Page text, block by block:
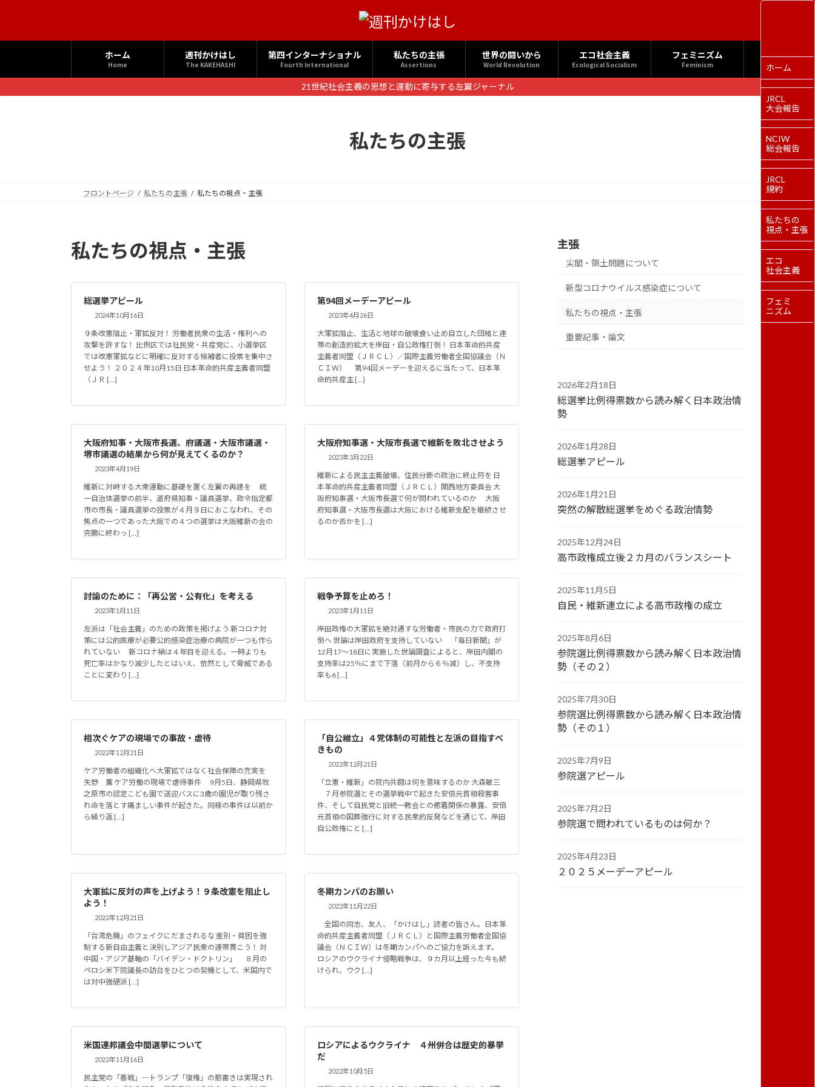
へ
ス
ョ
ン
ホーム
Home
週刊かけはし
The KAKEHASHI
第四インターナショナル
Fourth International
私たちの主張
Assertions
世界の闘いから
World Revolution
エコ社会主義
Ecological Socialism
フェミニズム
Feminism
21世紀社会主義の思想と運動に寄与する左翼ジャーナル
私たちの主張
フロントページ 私たちの主張 私たちの視点・主張
私たちの視点・主張
総選挙アピール
2024年10月16日
９条改憲阻止・軍拡反対！ 労働者民衆の生活・権利への
攻撃を許すな！ 比例区では社民党・共産党に、小選挙区
では改憲軍拡などに明確に反対する候補者に投票を集中さ
せよう！ ２０２４年10月15日 日本革命的共産主義者同盟
（ＪＲ […]
第94回メーデーアピール
2023年4月26日
大軍拡阻止、生活と地球の破壊食い止め自立した団結と連
帯の創造的拡大を岸田・自公政権打倒！ 日本革命的共産
主義者同盟（ＪＲＣＬ）／国際主義労働者全国協議会（Ｎ
ＣＩＷ） 第94回メーデーを迎えるに当たって、日本革
命的共産主 […]
大阪府知事・大阪市長選、府議選・大阪市議選・
堺市議選の結果から何が見えてくるのか？
2023年4月19日
維新に対峙する大衆運動に基礎を置く左翼の再建を 統
一自治体選挙の前半、道府県知事・議員選挙、政令指定都
市の市長・議員選挙の投票が４月９日におこなわれ、その
焦点の一つであった大阪での４つの選挙は大阪維新の会の
完勝に終わっ […]
大阪府知事選・大阪市長選で維新を敗北させよう
2023年3月22日
維新による民主主義破壊、住民分断の政治に終止符を 日
本革命的共産主義者同盟（ＪＲＣＬ）関西地方委員会 大
阪府知事選・大阪市長選で何が問われているのか 大阪
府知事選・大阪市長選は大阪における維新支配を継続させ
るのか否かを […]
討論のために：「再公営・公有化」を考える
2023年1月11日
左派は「社会主義」のための政策を掲げよう 新コロナ対
策には公的医療が必要公的感染症治療の病院が一つも作ら
れていない 新コロナ禍は４年目を迎える。一時よりも
死亡率はかなり減少したとはいえ、依然として脅威である
ことに変わり […]
戦争予算を止めろ！
2023年1月11日
岸田政権の大軍拡を絶対通すな労働者・市民の力で政府打
倒へ 世論は岸田政府を支持していない 「毎日新聞」が
12月17～18日に実施した世論調査によると、岸田内閣の
支持率は25％にまで下落（前月から６％減）し、不支持
率も6 […]
相次ぐケアの現場での事故・虐待
2022年12月21日
ケア労働者の組織化へ大軍拡ではなく社会保障の充実を
矢野 薫 ケア労働の現場で虐待事件 9月5日、静岡県牧
之原市の認定こども園で送迎バスに3歳の園児が取り残さ
れ命を落とす痛ましい事件が起きた。同様の事件は以前か
ら繰り返 […]
「自公維立」４党体制の可能性と左派の目指すべ
きもの
2022年12月21日
「立憲・維新」の院内共闘は何を意味するのか 大森敏三
７月参院選とその選挙戦中で起きた安倍元首相殺害事
件、そして自民党と旧統一教会との癒着関係の暴露、安倍
元首相の国葬強行に対する民衆的反発などを通じて、岸田
自公政権にと […]
大軍拡に反対の声を上げよう！９条改憲を阻止し
よう！
2022年12月21日
「台湾危機」のフェイクにだまされるな 差別・貧困を強
制する新自由主義と決別しアジア民衆の連帯貫こう！ 対
中国・アジア基軸の「バイデン・ドクトリン」 ８月の
ペロシ米下院議長の訪台をひとつの契機として、米国内で
は対中強硬派 […]
冬期カンパのお願い
2022年11月22日
全国の同志、友人、「かけはし」読者の皆さん。日本革
命的共産主義者同盟（ＪＲＣＬ）と国際主義労働者全国協
議会（ＮＣＩＷ）は冬期カンパへのご協力を訴えます。
ロシアのウクライナ侵略戦争は、９カ月以上経った今も続
けられ、ウク […]
米国連邦議会中間選挙について
2022年11月16日
民主党の「善戦」─トランプ「復権」の筋書きは実現され
ロシアによるウクライナ ４州併合は歴史的暴挙
だ
2022年10月5日
主張
尖閣・領土問題について
新型コロナウイルス感染症について
私たちの視点・主張
重要記事・論文
2026年2月18日
総選挙比例得票数から読み解く日本政治情
勢
2026年1月28日
総選挙アピール
2026年1月21日
突然の解散総選挙をめぐる政治情勢
2025年12月24日
高市政権成立後２カ月のバランスシート
2025年11月5日
自民・維新連立による高市政権の成立
2025年8月6日
参院選比例得票数から読み解く日本政治情
勢（その２）
2025年7月30日
参院選比例得票数から読み解く日本政治情
勢（その１）
2025年7月9日
参院選アピール
2025年7月2日
参院選で問われているものは何か？
2025年4月23日
２０２５メーデーアピール
ホーム
JRCL
大会報告
NCIW
総会報告
JRCL
規約
私たちの
視点・主張
エコ
社会主義
フェミ
ニズム